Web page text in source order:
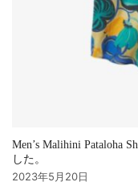
Men’s Malihini Pataloha
した。
2023年5月20日